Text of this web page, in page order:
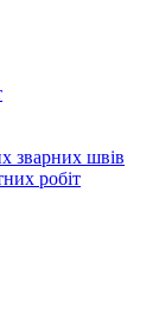
зварних швів
робіт